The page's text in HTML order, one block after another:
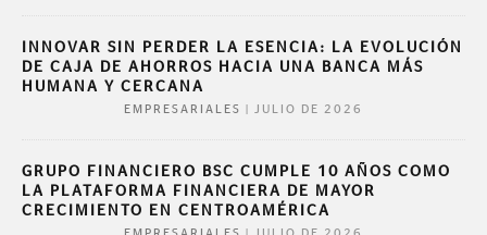
INNOVAR SIN PERDER LA ESENCIA: LA EVOLUCIÓN
DE CAJA DE AHORROS HACIA UNA BANCA MÁS
HUMANA Y CERCANA
EMPRESARIALES JULIO DE 2026
GRUPO FINANCIERO BSC CUMPLE 10 AÑOS COMO
LA PLATAFORMA FINANCIERA DE MAYOR
CRECIMIENTO EN CENTROAMÉRICA